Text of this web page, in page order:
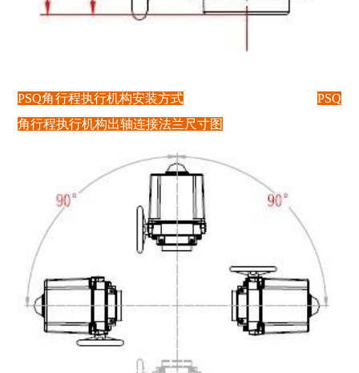
PSQ角行程执行机构安装方式
PSQ
角行程执行机构出轴连接法兰尺寸图